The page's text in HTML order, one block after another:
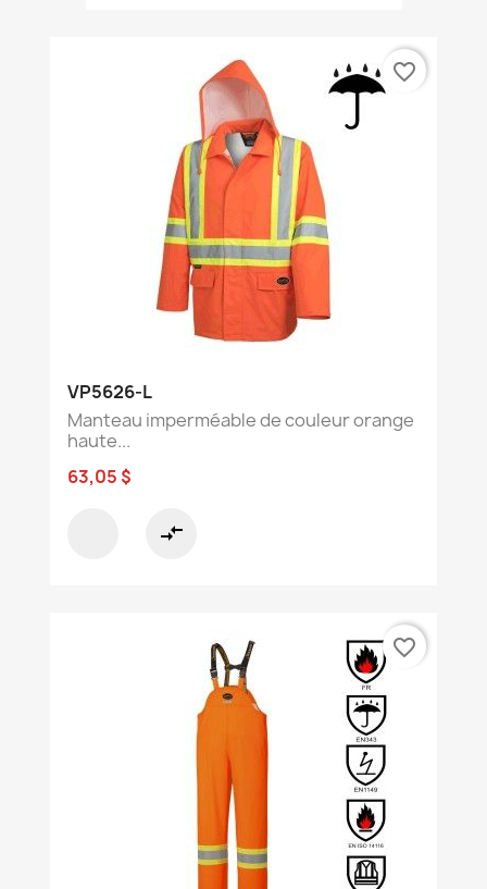
VP5626-L
Manteau imperméable de couleur orange
haute...
63,05 $
compare_arrows
favorite_border
favorite_border